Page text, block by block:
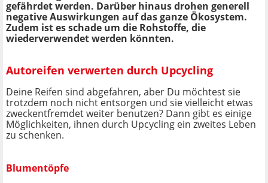
gefährdet werden. Darüber hinaus drohen generell
negative Auswirkungen auf das ganze Ökosystem.
Zudem ist es schade um die Rohstoffe, die
wiederverwendet werden könnten.
Autoreifen verwerten durch Upcycling
Deine Reifen sind abgefahren, aber Du möchtest sie
trotzdem noch nicht entsorgen und sie vielleicht etwas
zweckentfremdet weiter benutzen? Dann gibt es einige
Möglichkeiten, ihnen durch Upcycling ein zweites Leben
zu schenken.
Blumentöpfe